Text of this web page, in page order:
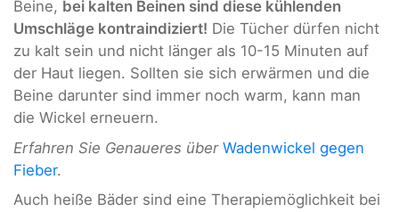
Beine, bei kalten Beinen sind diese kühlenden
Umschläge kontraindiziert! Die Tücher dürfen nicht
zu kalt sein und nicht länger als 10-15 Minuten auf
der Haut liegen. Sollten sie sich erwärmen und die
Beine darunter sind immer noch warm, kann man
die Wickel erneuern.
Erfahren Sie Genaueres über Wadenwickel gegen
Fieber.
Auch heiße Bäder sind eine Therapiemöglichkeit bei